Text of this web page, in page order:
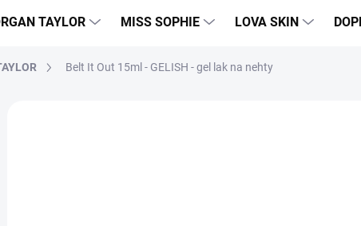
TAYLOR MISS SOPHIE LOVA SKIN
Belt It Out 15ml - GELISH - gel lak na nehty